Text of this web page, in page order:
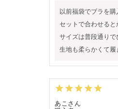
以前福袋でブラを
セットで合わせると
サイズは普段通りで
生地も柔らかくて履
あこ